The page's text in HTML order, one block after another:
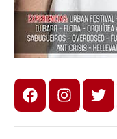
FacebookInstagram
X